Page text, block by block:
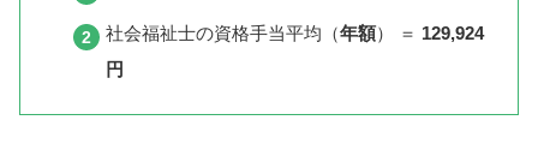
社会福祉士の資格手当平均（年額） ＝ 129,924
円